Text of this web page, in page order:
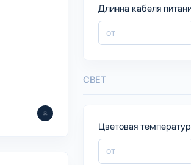
Длинна кабеля
СВЕТ
Цветовая